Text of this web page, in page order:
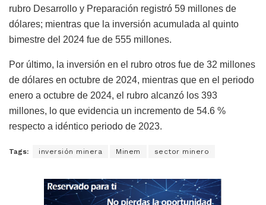
rubro Desarrollo y Preparación registró 59 millones de
dólares; mientras que la inversión acumulada al quinto
bimestre del 2024 fue de 555 millones.
Por último, la inversión en el rubro otros fue de 32 millones
de dólares en octubre de 2024, mientras que en el periodo
enero a octubre de 2024, el rubro alcanzó los 393
millones, lo que evidencia un incremento de 54.6 %
respecto a idéntico periodo de 2023.
Tags: inversión minera Minem sector minero